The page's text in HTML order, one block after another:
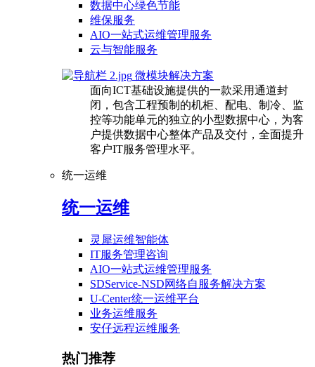
数据中心绿色节能
维保服务
AIO一站式运维管理服务
云与智能服务
微模块解决方案
面向ICT基础设施提供的一款采用通道封
闭，包含工程预制的机柜、配电、制冷、监
控等功能单元的独立的小型数据中心，为客
户提供数据中心整体产品及交付，全面提升
客户IT服务管理水平。
统一运维
统一运维
灵犀运维智能体
IT服务管理咨询
AIO一站式运维管理服务
SDService-NSD网络自服务解决方案
U-Center统一运维平台
业务运维服务
安仔远程运维服务
热门推荐